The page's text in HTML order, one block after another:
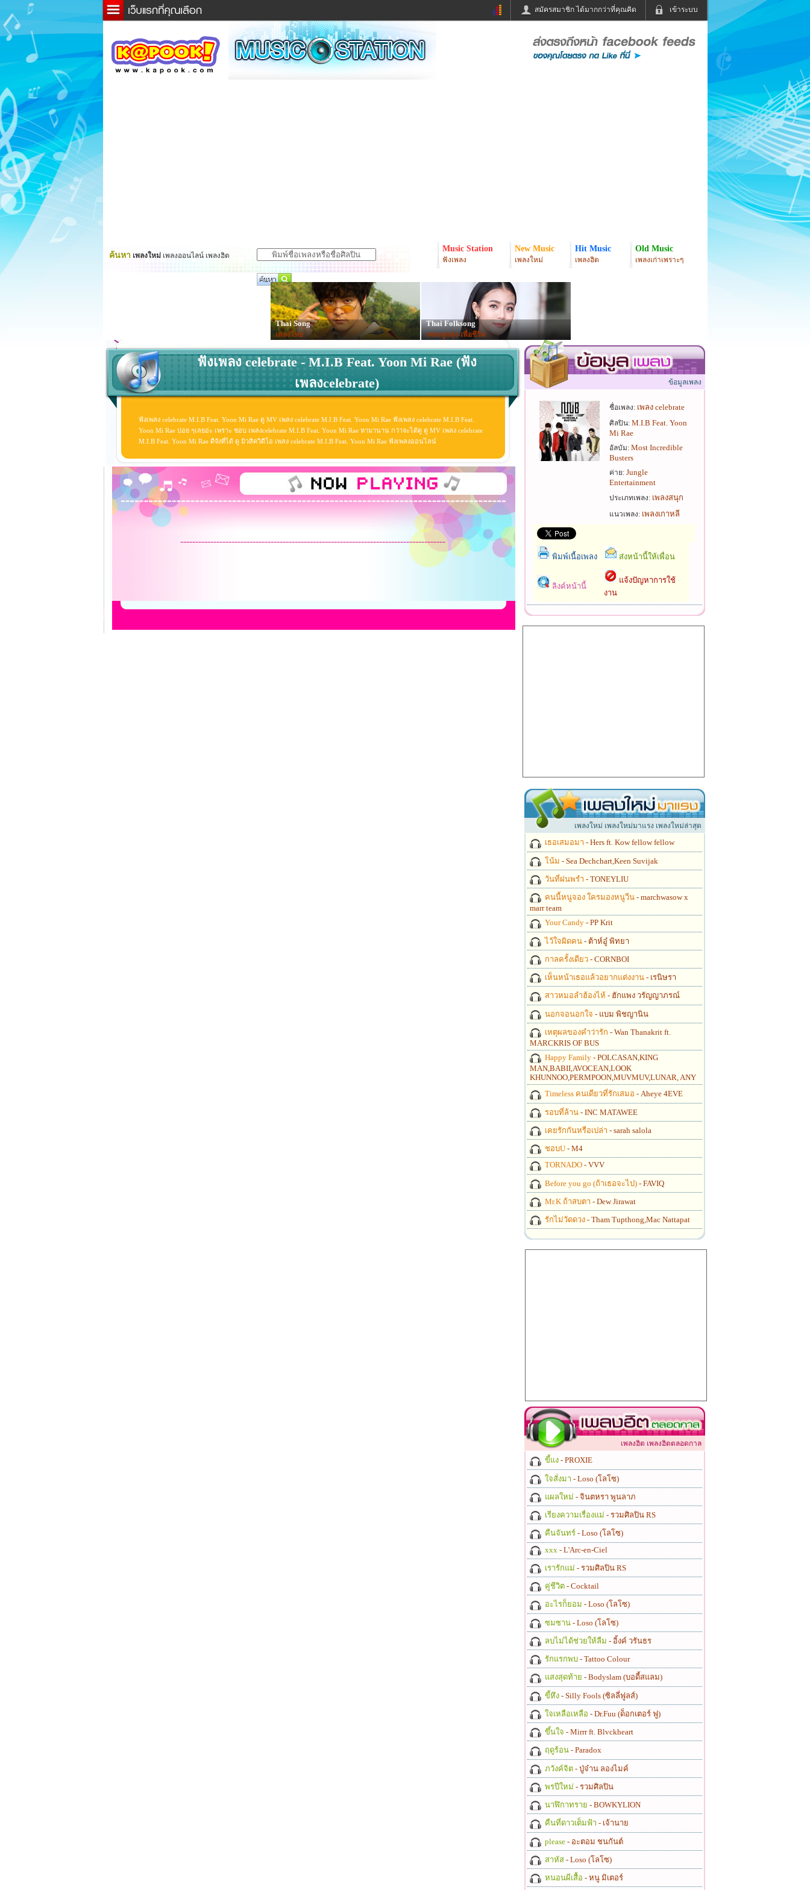
เข้าระบบ
สมัครสมาชิก ได้มากกว่าที่คุณคิด
ข่าวด่วน ข่าวสั้น
ละคร
หนังใหม่
ฟังวิทยุออนไลน์
หมากรุกไทย
Email
ค้นหา เพลงใหม่ เพลงออนไลน์ เพลงฮิต
Music Station
ฟังเพลง
New Music
เพลงใหม่
Hit Music
เพลงฮิต
Old Music
เพลงเก่าเพราะๆ
Thai Song
เพลงไทย
Thai Folksong
เพลงลูกทุ่ง-เพื่อชีวิต
ฟังเพลง celebrate - M.I.B Feat. Yoon Mi Rae (ฟัง
เพลงcelebrate)
ฟังเพลง celebrate M.I.B Feat. Yoon Mi Rae ดู MV เพลง celebrate M.I.B Feat. Yoon Mi Rae ฟังเพลง celebrate M.I.B Feat.
Yoon Mi Rae บ่อย ๆเลยอ่ะ เพราะ ชอบ เพลงcelebrate M.I.B Feat. Yoon Mi Rae หามานาน กว่าจะได้ดู ดู MV เพลง celebrate
M.I.B Feat. Yoon Mi Rae ดีจังที่ได้ ดู มิวสิควิดีโอ เพลง celebrate M.I.B Feat. Yoon Mi Rae ฟังเพลงออนไลน์
----------------------------------------------------------------------------------------
ข้อมูลเพลง
ชื่อเพลง: เพลง celebrate
ศิลปิน: M.I.B Feat. Yoon
Mi Rae
อัลบัม: Most Incredible
Busters
ค่าย: Jungle
Entertainment
ประเภทเพลง: เพลงสนุก
แนวเพลง: เพลงเกาหลี
พิมพ์เนื้อเพลง ส่งหน้านี้ให้เพื่อน
ลิงค์หน้านี้
แจ้งปัญหาการใช้
งาน
เพลงใหม่ เพลงใหม่มาแรง เพลงใหม่ล่าสุด
เธอเสมอมา - Hers ft. Kow fellow fellow
โน้ม - Sea Dechchart,Keen Suvijak
วันที่ฝนพรำ - TONEYLIU
คนนี้หนูจอง ใครมองหนูวีน - marchwasow x
marr team
Your Candy - PP Krit
ไว้ใจผิดคน - ต้าห์อู๋ พิทยา
กาลครั้งเดียว - CORNBOI
เห็นหน้าเธอแล้วอยากแต่งงาน - เรนิษรา
สาวหมอลำฮ้องไห้ - ฮักแพง วรัญญาภรณ์
นอกจอนอกใจ - แบม พิชญานิน
เหตุผลของคำว่ารัก - Wan Thanakrit ft.
MARCKRIS OF BUS
Happy Family - POLCASAN,KING
MAN,BABII,AVOCEAN,LOOK
KHUNNOO,PERMPOON,MUVMUV,LUNAR, ANY
Timeless คนเดียวที่รักเสมอ - Aheye 4EVE
รอบที่ล้าน - INC MATAWEE
เคยรักกันหรือเปล่า - sarah salola
ชอบU - M4
TORNADO - VVV
Before you go (ถ้าเธอจะไป) - FAVIQ
Mr.K ถ้าสบตา - Dew Jirawat
รักไม่วัดดวง - Tham Tupthong,Mac Nattapat
เพลงฮิต เพลงฮิตตลอดกาล
ขี้แง - PROXIE
ใจสั่งมา - Loso (โลโซ)
แผลใหม่ - จินตหรา พูนลาภ
เรียงความเรื่องแม่ - รวมศิลปิน RS
คืนจันทร์ - Loso (โลโซ)
xxx - L'Arc-en-Ciel
เรารักแม่ - รวมศิลปิน RS
คู่ชีวิต - Cocktail
อะไรก็ยอม - Loso (โลโซ)
ซมซาน - Loso (โลโซ)
ลบไม่ได้ช่วยให้ลืม - อิ้งค์ วรันธร
รักแรกพบ - Tattoo Colour
แสงสุดท้าย - Bodyslam (บอดี้สแลม)
ขี้หึง - Silly Fools (ซิลลี่ฟูลส์)
ใจเหลือเหลือ - Dr.Fuu (ด็อกเตอร์ ฟู)
ขึ้นใจ - Mirrr ft. Blvckheart
ฤดูร้อน - Paradox
ภวังค์จิต - ปู่จ๋าน ลองไมค์
พรปีใหม่ - รวมศิลปิน
นาฬิกาทราย - BOWKYLION
คืนที่ดาวเต็มฟ้า - เจ้านาย
please - อะตอม ชนกันต์
สาหัส - Loso (โลโซ)
หนอนผีเสื้อ - หนู มิเตอร์